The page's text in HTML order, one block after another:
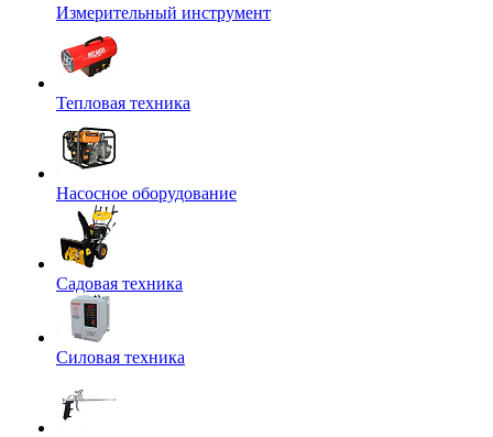
Измерительный инструмент
Тепловая техника
Насосное оборудование
Садовая техника
Силовая техника